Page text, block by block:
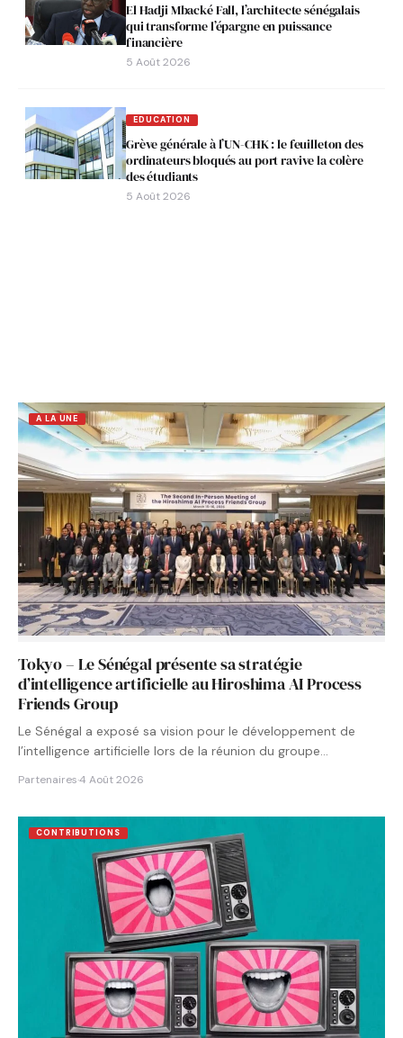
El Hadji Mbacké Fall, l’architecte sénégalais
qui transforme l’épargne en puissance
financière
5 Août 2026
EDUCATION
Grève générale à l’UN-CHK : le feuilleton des
ordinateurs bloqués au port ravive la colère
des étudiants
5 Août 2026
A LA UNE
Tokyo – Le Sénégal présente sa stratégie
d’intelligence artificielle au Hiroshima AI Process
Friends Group
Le Sénégal a exposé sa vision pour le développement de
l’intelligence artificielle lors de la réunion du groupe…
Partenaires·4 Août 2026
CONTRIBUTIONS